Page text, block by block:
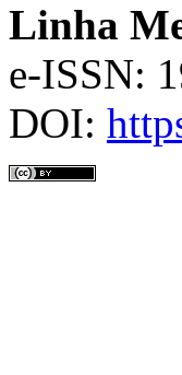
Linha
e-ISSN:
DOI: